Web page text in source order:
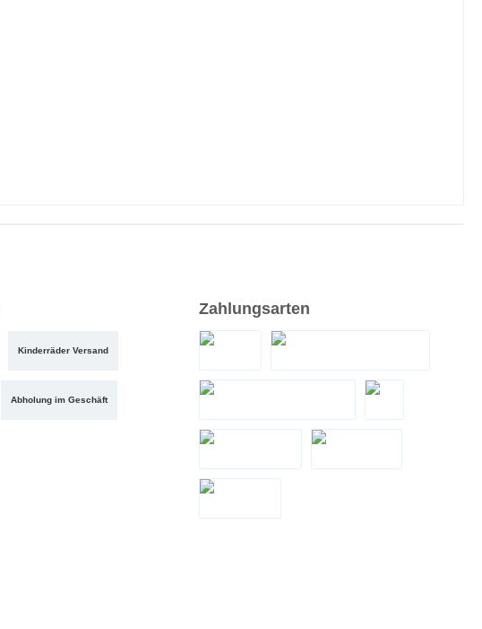
Kinderräder Versand
Abholung im Geschäft
Zahlungsarten
PayPal Santander Teilzahlung
Zahlung bei Abholung
LeaseMyBike